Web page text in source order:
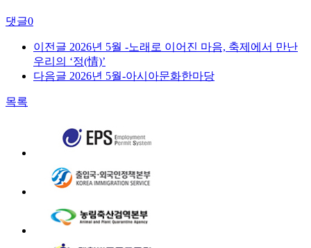
댓글0
이전글 2026년 5월 -노래로 이어진 마음, 축제에서 만난
우리의 ‘정(情)’
다음글 2026년 5월-아시아문화한마당
목록